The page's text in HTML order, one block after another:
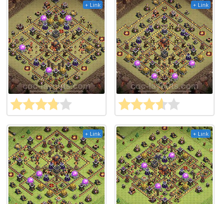
+ Link + Link
+ Link + Link